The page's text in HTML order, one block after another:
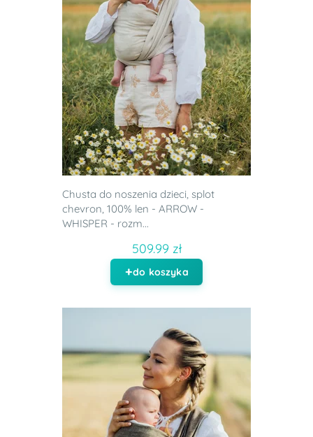
Chusta do noszenia dzieci, splot
chevron, 100% len - ARROW -
WHISPER - rozm...
509.99 zł
do koszyka